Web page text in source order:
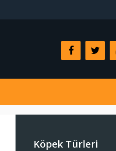
Köpek Türleri